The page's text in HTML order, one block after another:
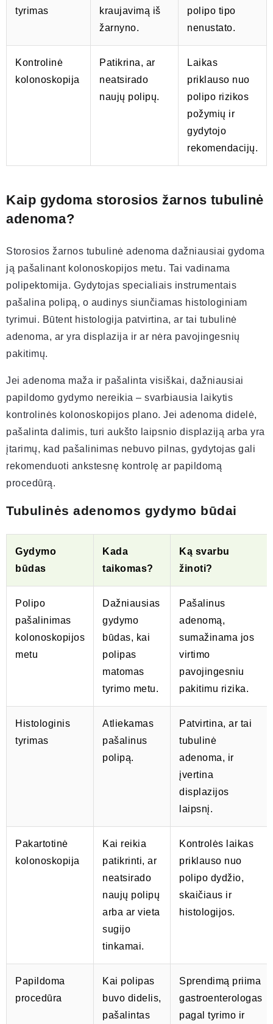
tyrimas
kraujavimą iš
žarnyno.
polipo tipo
nenustato.
Kontrolinė
kolonoskopija
Patikrina, ar
neatsirado
naujų polipų.
Laikas
priklauso nuo
polipo rizikos
požymių ir
gydytojo
rekomendacijų.
Kaip gydoma storosios žarnos tubulinė
adenoma?
Storosios žarnos tubulinė adenoma dažniausiai gydoma
ją pašalinant kolonoskopijos metu. Tai vadinama
polipektomija. Gydytojas specialiais instrumentais
pašalina polipą, o audinys siunčiamas histologiniam
tyrimui. Būtent histologija patvirtina, ar tai tubulinė
adenoma, ar yra displazija ir ar nėra pavojingesnių
pakitimų.
Jei adenoma maža ir pašalinta visiškai, dažniausiai
papildomo gydymo nereikia – svarbiausia laikytis
kontrolinės kolonoskopijos plano. Jei adenoma didelė,
pašalinta dalimis, turi aukšto laipsnio displaziją arba yra
įtarimų, kad pašalinimas nebuvo pilnas, gydytojas gali
rekomenduoti ankstesnę kontrolę ar papildomą
procedūrą.
Tubulinės adenomos gydymo būdai
Gydymo
būdas
Kada
taikomas?
Ką svarbu
žinoti?
Polipo
pašalinimas
kolonoskopijos
metu
Dažniausias
gydymo
būdas, kai
polipas
matomas
tyrimo metu.
Pašalinus
adenomą,
sumažinama jos
virtimo
pavojingesniu
pakitimu rizika.
Histologinis
tyrimas
Atliekamas
pašalinus
polipą.
Patvirtina, ar tai
tubulinė
adenoma, ir
įvertina
displazijos
laipsnį.
Pakartotinė
kolonoskopija
Kai reikia
patikrinti, ar
neatsirado
naujų polipų
arba ar vieta
sugijo
tinkamai.
Kontrolės laikas
priklauso nuo
polipo dydžio,
skaičiaus ir
histologijos.
Papildoma
procedūra
Kai polipas
buvo didelis,
pašalintas
Sprendimą priima
gastroenterologas
pagal tyrimo ir